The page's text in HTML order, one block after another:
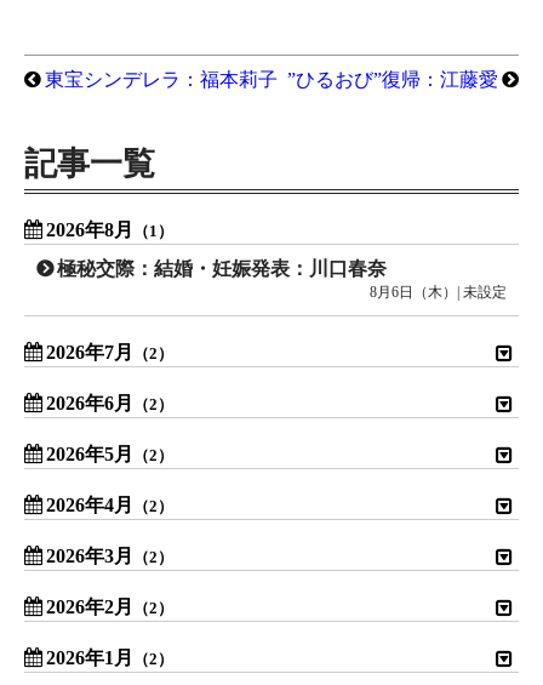
東宝シンデレラ：福本莉子 ”ひるおび”復帰：江藤愛
記事一覧
2026年8月 （1）
極秘交際：結婚・妊娠発表：川口春奈
8月6日（木）| 未設定
2026年7月 （2）
2026年6月 （2）
2026年5月 （2）
2026年4月 （2）
2026年3月 （2）
2026年2月 （2）
2026年1月 （2）